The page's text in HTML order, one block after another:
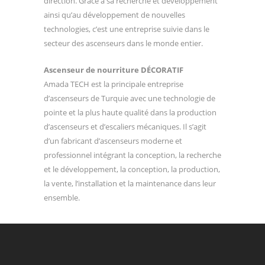
ainsi qu’au développement de nouvelles
technologies, c’est une entreprise suivie dans le
secteur des ascenseurs dans le monde entier.
Ascenseur de nourriture DÉCORATIF
Amada TECH est la principale entreprise
d’ascenseurs de Turquie avec une technologie de
pointe et la plus haute qualité dans la production
d’ascenseurs et d’escaliers mécaniques. Il s’agit
d’un fabricant d’ascenseurs moderne et
professionnel intégrant la conception, la recherche
et le développement, la conception, la production,
la vente, l’installation et la maintenance dans leur
ensemble.